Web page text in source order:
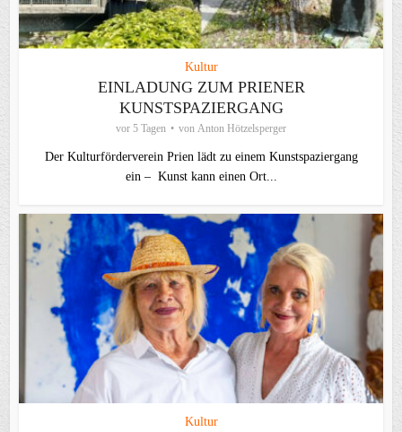
Kultur
EINLADUNG ZUM PRIENER
KUNSTSPAZIERGANG
vor 5 Tagen von Anton Hötzelsperger
Der Kulturförderverein Prien lädt zu einem Kunstspaziergang
ein – Kunst kann einen Ort...
Kultur